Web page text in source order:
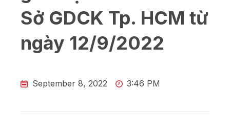
Sở GDCK Tp. HCM từ
ngày 12/9/2022
September 8, 2022 3:46 PM